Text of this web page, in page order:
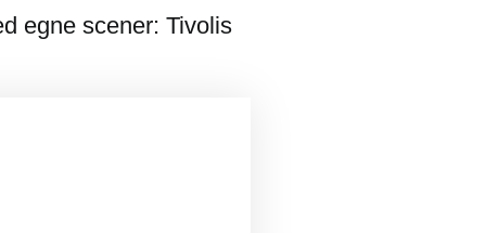
egne scener: Tivolis